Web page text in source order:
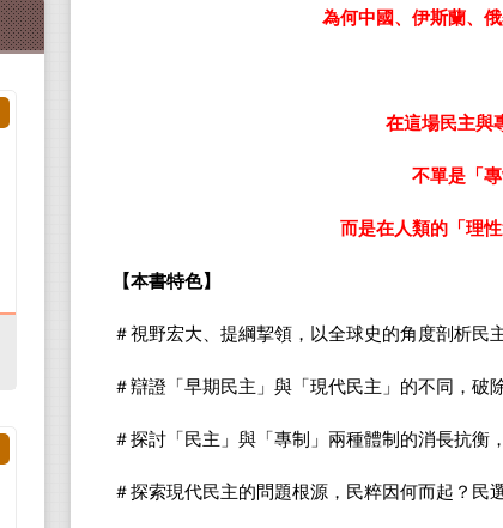
為何中國、伊斯蘭、
在這場民主與
不單是「
而是在人類的「理
【本書特色】
＃視野宏大、提綱挈領，以全球史的角度剖析民
＃辯證「早期民主」與「現代民主」的不同，破
＃探討「民主」與「專制」兩種體制的消長抗衡
＃探索現代民主的問題根源，民粹因何而起？民